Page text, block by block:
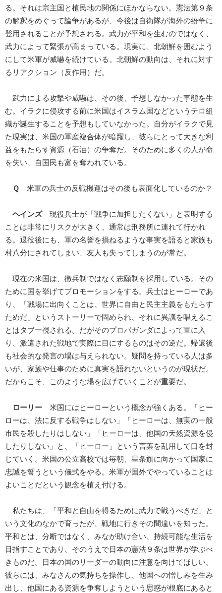
る。それは宗主国と植民地の関係にほかならない。憲法第９条
の解釈をめぐって論争があるが、今後は自衛隊が海外の紛争に
登用されることが予想される。武力が平和を生むのではなく、
武力によって緊張が高まっている。現実に、北朝鮮を囲むよう
にして米軍が威嚇を続けている。北朝鮮の動向は、それに対す
るリアクション（反作用）だ。
武力による攻撃や威嚇は、その後、予想しなかった事態を生
む。イラクに侵攻する前に米国はイスラム国などというテロ組
織が誕生することを予想もしていなかった。自分がイラクで見
た現実は、米国の軍産複合体が暗躍し、彼らにとって大きな利
益をもたらす資源（石油）の争奪だ。そのために多くの人が命
を失い、自国民も富を奪われている。
Ｑ 米軍の兵士の反戦機運はその後も表面化しているのか？
ヘインズ現役兵士が「戦争に加担したくない」と表明する
ことは非常にリスクが大きく、通常は刑務所に連れて行かれ
る。退役後にも、軍の名誉を損ねるような事実を語ると家族も
村八分にされてしまい、友人も失ってしまうのが常だ。
現在の米国は、徴兵制ではなく志願制を採用している。その
ために国を挙げてプロモーションをする。兵士はヒーローであ
り、「戦場に出向くことは、世界に自由と民主主義をもたらす
ためだ」というストーリーで固められ、それに異議を唱えるこ
とはタブー視される。だがそのプロパガンダによって軍に入
り、派遣された戦地で実際に目にするものはその逆だ。帰還後
も社会的な発言の場は与えられない。疑問を持っている人は多
いが、家族や仕事のために真実を語れないというのが現状だ。
だからこそ、このような場を広げていくことが重要だ。
ローリー 米国にはヒーローという概念が強くある。「ヒー
ローは、法に反する戦争はしない」「ヒーローは、無実の一般
市民を殺したりはしない」「ヒーローは、他国の天然資源を侵
したりしない」と、「ヒーロー」という言葉を乱用して口を封
じていく。米国の公立高校では毎朝、星条旗に向かって国家に
忠誠を誓うという儀式をやる。米軍が国外でやっていることは
よいことだという観念を植え付ける。
私たちは、「平和と自由を得るために武力で戦うべきだ」と
いう文化のなかで育ったが、戦地に行きその間違いを知った。
平和とは、分断ではなく、みなが助け合い、持続可能な生活を
目指すことであり、そのうえで日本の憲法９条は世界が学ぶべ
きものだ。日本の国のリーダーの動向に注意を向けてほしい。
彼らには、みなさんの気持ちを操作し、他国への憎しみを生み
出し、他国にある資源を争奪しようという思惑が根底にあると